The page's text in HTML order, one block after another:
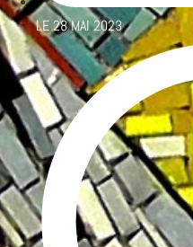
LE28 MAI 2023